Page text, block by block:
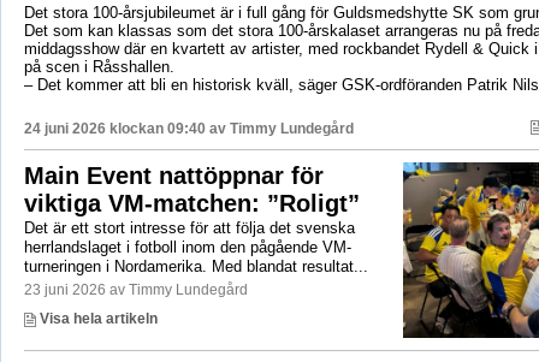
Det stora 100-årsjubileumet är i full gång för Guldsmedshytte SK som
Det som kan klassas som det stora 100-årskalaset arrangeras nu på
middagsshow där en kvartett av artister, med rockbandet Rydell & Quick
på scen i Råsshallen.
– Det kommer att bli en historisk kväll, säger GSK-ordföranden Patrik
24 juni 2026 klockan 09:40 av Timmy Lundegård
Main Event nattöppnar för
viktiga VM-matchen: ”Roligt”
Det är ett stort intresse för att följa det svenska
herrlandslaget i fotboll inom den pågående VM-
turneringen i Nordamerika. Med blandat resultat...
23 juni 2026 av Timmy Lundegård
Visa hela artikeln